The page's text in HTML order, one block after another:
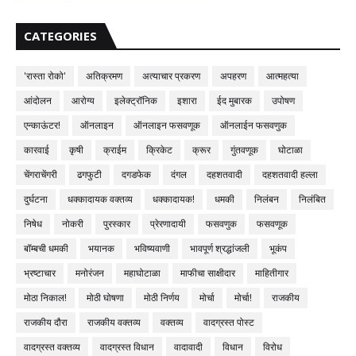
CATEGORIES
'रास्ता रोको' अतिक्रमण अत्याचार प्रकरण अपहरण
आत्महत्या
आंदोलन
आरोग्य इलेक्ट्रॉनिक इशारा ईद मुबारक
उपोषण
एन्काऊंटर!
ऑनलाइन ऑनलाइन फसवणूक
ऑनलाईन फसवणुक
कारवाई
कृषी क्राईम क्रिकेट क्रूर गुंतवणूक
घोटाळा
चेंगराचेंगरी
ढगफुटी दगडफेक दंगल दहशतवादी
दहशतवादी हल्ला
दुर्घटना
धक्कादायक वक्तव्य धक्कादायक! धमकी निलंबन
निलंबित
निषेध
नोकरी पुरस्कार प्रेरणादायी फसवणुक
फसवणूक
बॉम्बची धमकी
भयानक भविष्यवाणी भावपूर्ण श्रद्धांजली
भूकंप
भ्रष्टाचार
मनोरंजन महाघोटाळा माफीचा साक्षीदार
माहितीगार
मोठा निकाल!
मोठी घोषणा मोठी निर्णय मोर्चा मोर्चा!
राजकीय
राजकीय दौरा
राजकीय वक्तव्य वक्तव्य
वादग्रस्त पोस्ट
वादग्रस्त वक्तव्य
वादग्रस्त विधान वादावादी विधान
विरोध